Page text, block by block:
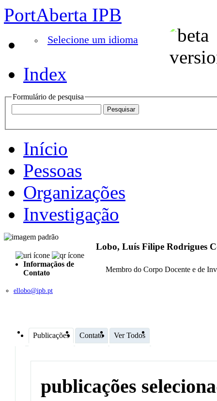
PortAberta IPB
Selecione um idioma
Index
Formulário de pesquisa
Início
Pessoas
Organizações
Investigação
Informaçãos de
Contato
ellobo@ipb.pt
Lobo, Luís Filipe Rodrigues
Membro do Corpo Docente e de
Publicações Contato Ver Todos
publicações